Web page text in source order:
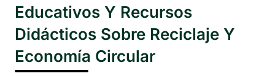
Educativos Y Recursos
Didácticos Sobre Reciclaje Y
Economía Circular